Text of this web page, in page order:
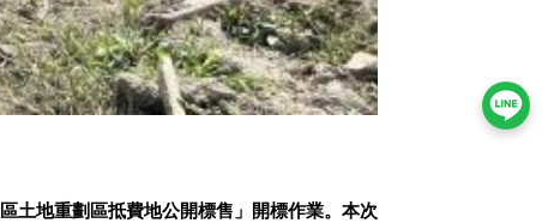
土地重劃區抵費地公開標售」開標作業。本次